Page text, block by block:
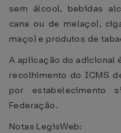
sem álcool, bebidas
cana ou de melaço),
maço) e produtos de
A aplicação do adicional
recolhimento do ICMS
por estabelecimento
Federação.
Notas LegisWeb: